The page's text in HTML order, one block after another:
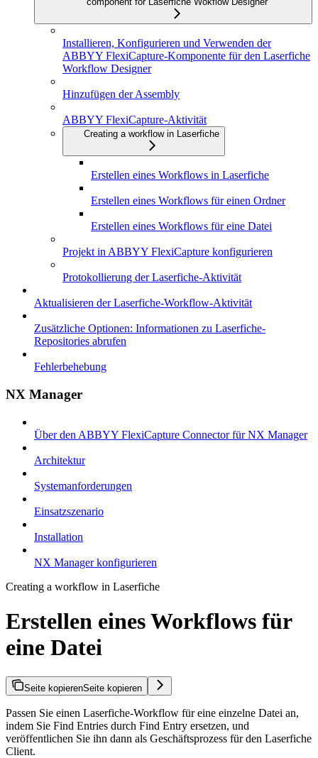
Installieren, Konfigurieren und Verwenden der
ABBYY FlexiCapture-Komponente für den Laserfiche
Workflow Designer
Hinzufügen der Assembly
ABBYY FlexiCapture-Aktivität
Creating a workflow in Laserfiche
Erstellen eines Workflows in Laserfiche
Erstellen eines Workflows für einen Ordner
Erstellen eines Workflows für eine Datei
Projekt in ABBYY FlexiCapture konfigurieren
Protokollierung der Laserfiche-Aktivität
Aktualisieren der Laserfiche-Workflow-Aktivität
Zusätzliche Optionen: Informationen zu Laserfiche-
Repositories abrufen
Fehlerbehebung
NX Manager
Über den ABBYY FlexiCapture Connector für NX Manager
Architektur
Systemanforderungen
Einsatzszenario
Installation
NX Manager konfigurieren
Creating a workflow in Laserfiche
Erstellen eines Workflows für
eine Datei
Seite kopierenSeite kopieren
Passen Sie einen Laserfiche-Workflow für eine einzelne Datei an,
indem Sie Find Entries durch Find Entry ersetzen, und
veröffentlichen Sie ihn dann als Geschäftsprozess für den Laserfiche
Client.